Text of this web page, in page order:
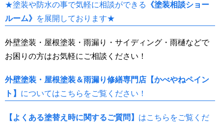
★塗装や防水の事で気軽に相談ができる
《塗装相談ショー
ルーム》 を展開しております★
外壁塗装・屋根塗装・雨漏り・サイディング・雨樋などで
お困りの方はお気軽にご相談ください！
外壁塗装・屋根塗装＆雨漏り修繕専門店【かべやねペイン
ト】 についてはこちらをご覧ください！
【よくある塗替え時に関するご質問】 はこちらをご覧くだ